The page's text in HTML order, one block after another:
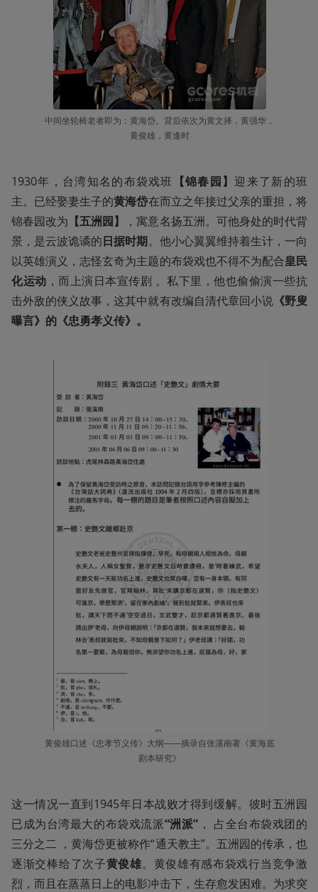
中间坐轮椅老者即为：黄海岱。背后依次为黄文择，黄强华，
黄俊雄，黄逢时
1930年，台湾知名的布袋戏班 【锦春园】迎来了新的班
主。已经娶妻生子的黄海岱在而立之年接过父亲的重担，将
锦春园改为 【五洲园】
，寓意名扬五洲。可他身处的时代背
景，是云波诡谲的日据时期。他小心翼翼维持着生计，一向
以英雄演义，志怪玄奇为主题的布袋戏也不得不为配合皇民
化运动 ，而上演日本宣传剧 。私下里，他也偷偷演一些抗
击外敌的侠义故事，这其中就有改编自清代章回小说《野叟
曝言》的《忠勇孝义传》。
黄俊雄口述《忠孝节义传》大纲——摘录自张溪南著《黄海底
剧本研究》
这一情况一直到1945年日本战败才得到缓解。彼时五洲园
已成为台湾最大的布袋戏流派“洲派” ， 占全台布袋戏团的
三分之二 ，黄海岱更被称作“通天教主”。五洲园的传承，也
逐渐交棒给了次子黄俊雄。黄俊雄有感布袋戏行当竞争激
烈，而且在蒸蒸日上的电影冲击下，生存愈发困难。为求突